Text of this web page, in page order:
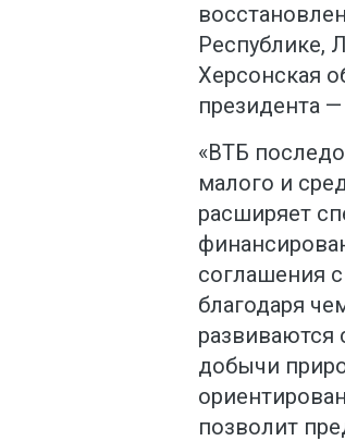
Республике,
Херсонская
президента
«ВТБ
малого и
расширяет
соглашения
благодаря
добычи
позволит